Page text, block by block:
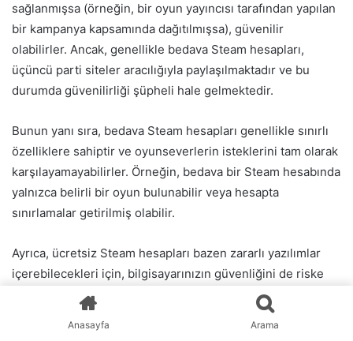
sağlanmışsa (örneğin, bir oyun yayıncısı tarafından yapılan
bir kampanya kapsamında dağıtılmışsa), güvenilir
olabilirler. Ancak, genellikle bedava Steam hesapları,
üçüncü parti siteler aracılığıyla paylaşılmaktadır ve bu
durumda güvenilirliği şüpheli hale gelmektedir.
Bunun yanı sıra, bedava Steam hesapları genellikle sınırlı
özelliklere sahiptir ve oyunseverlerin isteklerini tam olarak
karşılayamayabilirler. Örneğin, bedava bir Steam hesabında
yalnızca belirli bir oyun bulunabilir veya hesapta
sınırlamalar getirilmiş olabilir.
Ayrıca, ücretsiz Steam hesapları bazen zararlı yazılımlar
içerebilecekleri için, bilgisayarınızın güvenliğini de riske
atabilirler. Bu nedenle, bedava Steam hesaplarını
kullanmadan önce mutlaka güvenilir bir antivirüs programı
ile taramak gerekmektedir.
Anasayfa Arama